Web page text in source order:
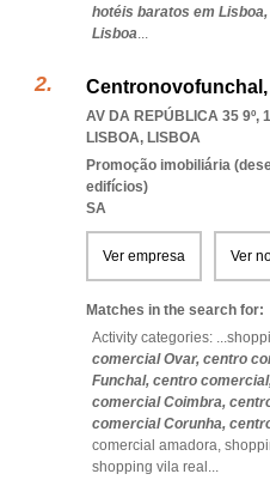
hotéis baratos em Lisboa,
Lisboa...
Centronovofunchal,
AV DA REPÚBLICA 35 9º,
LISBOA, LISBOA
Promoção imobiliária
edifícios)
SA
Ver empresa Ver
Matches in the search for:
Activity categories: ...
comercial Ovar, centro
Funchal, centro
comercial Coimbra,
comercial Corunha,
comercial amadora,
shopping vila real ...